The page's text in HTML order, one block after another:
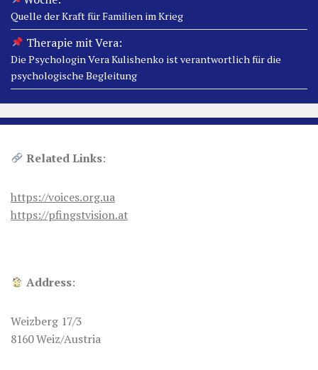
Quelle der Kraft für Familien im Krieg
Therapie mit Vera:
Die Psychologin Vera Kulishenko ist verantwortlich für die
psychologische Begleitung
Related Links:
https://voices.org.ua
https://pfingstvision.at
Address:
Weizberg 17/3
8160 Weiz/Austria